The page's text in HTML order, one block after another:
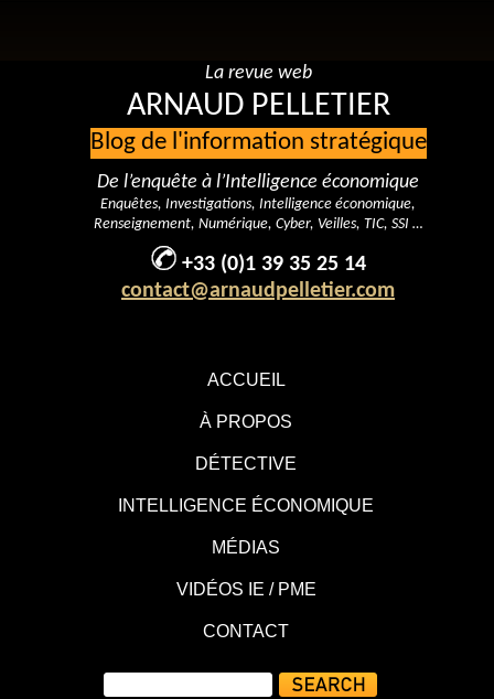
ACCUEIL
À PROPOS
DÉTECTIVE
INTELLIGENCE ÉCONOMIQUE
MÉDIAS
VIDÉOS IE / PME
CONTACT
La revue web
ARNAUD PELLETIER
Blog de l'information stratégique
De l’enquête à l’Intelligence économique
Enquêtes, Investigations, Intelligence économique,
Renseignement, Numérique, Cyber, Veilles, TIC, SSI …
+33 (0)1 39 35 25 14
contact@arnaudpelletier.com